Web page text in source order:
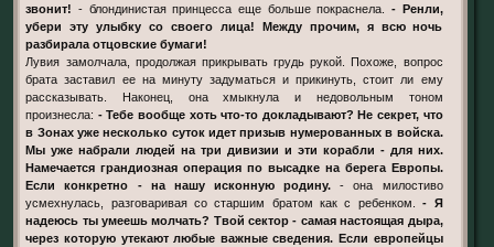
звонит! - блондинистая принцесса еще больше покраснела. - Ренли,
убери эту улыбку со своего лица! Между прочим, я всю ночь
разбирала отцовские бумаги!
Лувия замолчала, продолжая прикрывать грудь рукой. Похоже, вопрос
брата заставил ее на минуту задуматься и прикинуть, стоит ли ему
рассказывать. Наконец, она хмыкнула и недовольным тоном
произнесла: - Тебе вообще хоть что-то докладывают? Не секрет, что
в Зонах уже несколько суток идет призыв нумерованных в войска.
Мы уже набрали людей на три дивизии и эти корабли - для них.
Намечается грандиозная операция по высадке на берега Европы.
Если конкретно - на нашу исконную родину. - она милостиво
усмехнулась, разговаривая со старшим братом как с ребенком.- Я
надеюсь ты умеешь молчать? Твой сектор - самая настоящая дыра,
через которую утекают любые важные сведения. Если европейцы